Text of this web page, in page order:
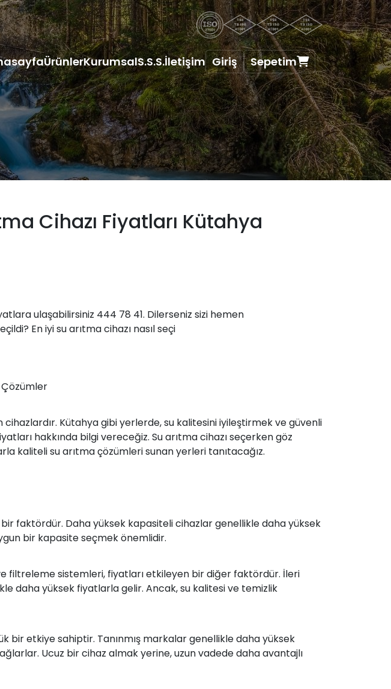
ÜrünlerKurumsalS.S.S.İletişim Giriş Sepetim
Cihazı Fiyatları Kütahya
ulaşabilirsiniz 444 78 41. Dilerseniz sizi hemen
En iyi su arıtma cihazı nasıl seçi
Çözümler
Kütahya gibi yerlerde, su kalitesini iyileştirmek ve güvenli
hakkında bilgi vereceğiz. Su arıtma cihazı seçerken göz
kaliteli su arıtma çözümleri sunan yerleri tanıtacağız.
faktördür. Daha yüksek kapasiteli cihazlar genellikle daha yüksek
bir kapasite seçmek önemlidir.
filtreleme sistemleri, fiyatları etkileyen bir diğer faktördür. İleri
daha yüksek fiyatlarla gelir. Ancak, su kalitesi ve temizlik
bir etkiye sahiptir. Tanınmış markalar genellikle daha yüksek
Ucuz bir cihaz almak yerine, uzun vadede daha avantajlı